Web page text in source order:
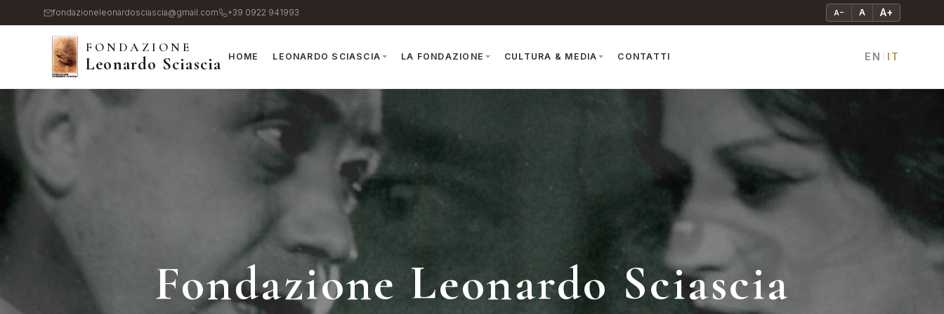
contenuto
principale
fondazioneleonardosciascia@gmail.com +39 0922 941993 A− A A+
FONDAZIONE
Leonardo Sciascia HOME LEONARDO SCIASCIA LA FONDAZIONE CULTURA & MEDIA CONTATTI EN IT
Fondazione Leonardo Sciascia